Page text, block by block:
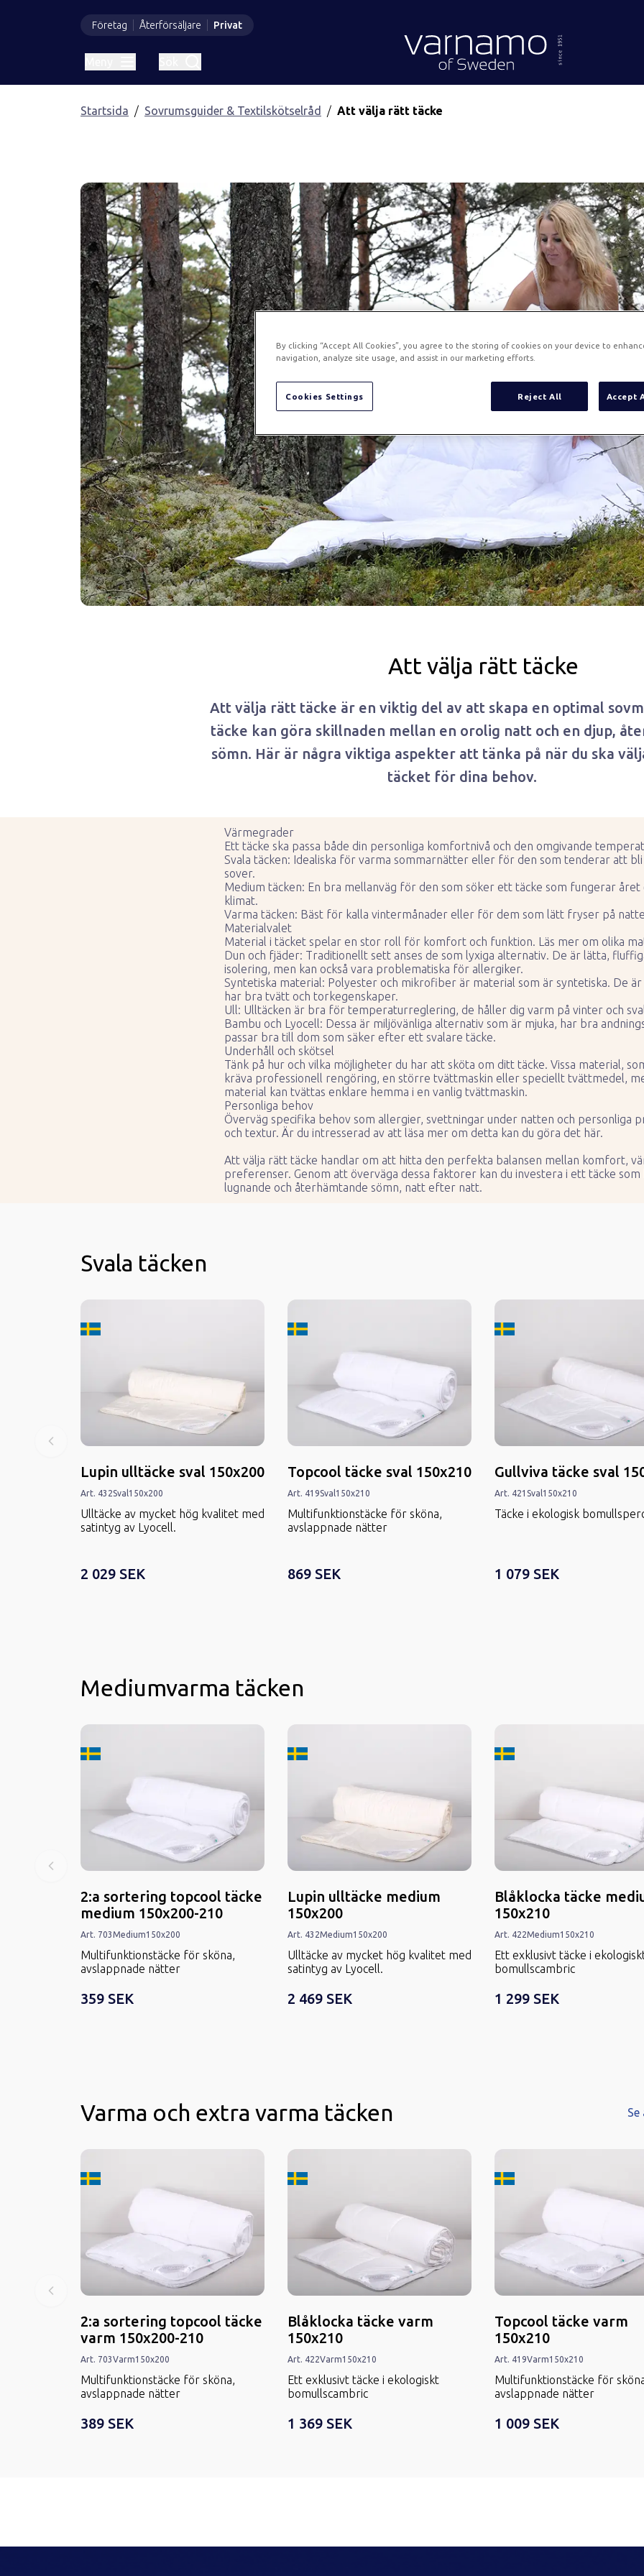
Företag Återförsäljare Privat
Header.homePage
Startsida Sovrumsguider & Textilskötselråd Att välja rätt täcke
Att välja rätt täcke
Att välja rätt täcke är en viktig del av att skapa en optimal
täcke kan göra skillnaden mellan en orolig natt och en djup,
sömn. Här är några viktiga aspekter att tänka på när du ska
täcket för dina behov.
Värmegrader
Ett täcke ska passa både din personliga komfortnivå och den omgivande
Svala täcken: Idealiska för varma sommarnätter eller för den som tenderar att
sover.
Medium täcken: En bra mellanväg för den som söker ett täcke som fungerar
klimat.
Varma täcken: Bäst för kalla vintermånader eller för dem som lätt fryser på
Materialvalet
Material i täcket spelar en stor roll för komfort och funktion. Läs mer om olika
Dun och fjäder: Traditionellt sett anses de som lyxiga alternativ. De är lätta,
isolering, men kan också vara problematiska för allergiker.
Syntetiska material: Polyester och mikrofiber är material som är syntetiska. De är
har bra tvätt och torkegenskaper.
Ull: Ulltäcken är bra för temperaturreglering, de håller dig varm på vinter och
Bambu och Lyocell: Dessa är miljövänliga alternativ som är mjuka, har bra
passar bra till dom som säker efter ett svalare täcke.
Underhåll och skötsel
Tänk på hur och vilka möjligheter du har att sköta om ditt täcke. Vissa material,
kräva professionell rengöring, en större tvättmaskin eller speciellt tvättmedel,
material kan tvättas enklare hemma i en vanlig tvättmaskin.
Personliga behov
Överväg specifika behov som allergier, svettningar under natten och personliga
och textur. Är du intresserad av att läsa mer om detta kan du göra det här.
Att välja rätt täcke handlar om att hitta den perfekta balansen mellan komfort,
preferenser. Genom att överväga dessa faktorer kan du investera i ett täcke
lugnande och återhämtande sömn, natt efter natt.
Svala täcken
Tillverkard i Sverige
Lupin ulltäcke sval 150x200
Art. 432Sval150x200
Ulltäcke av mycket hög kvalitet med
satintyg av Lyocell.
2 029 SEK
Tillverkard i Sverige
Topcool täcke sval 150x210
Art. 419Sval150x210
Multifunktionstäcke för sköna,
avslappnade nätter
869 SEK
Tillverkard i Sverige
Gullviva täcke sval
Art. 421 Sval150x210
Täcke i ekologisk
1 079 SEK
Mediumvarma täcken
Tillverkard i Sverige
2:a sortering topcool täcke
medium 150x200-210
Art. 703Medium150x200
Multifunktionstäcke för sköna,
avslappnade nätter
359 SEK
Tillverkard i Sverige
Lupin ulltäcke medium
150x200
Art. 432Medium150x200
Ulltäcke av mycket hög kvalitet med
satintyg av Lyocell.
2 469 SEK
Tillverkard i Sverige
Blåklocka täcke
150x210
Art. 422Medium150x210
Ett exklusivt täcke i
bomullscambric
1 299 SEK
Varma och extra varma täcken
Tillverkard i Sverige
2:a sortering topcool täcke
varm 150x200-210
Art. 703Varm150x200
Multifunktionstäcke för sköna,
avslappnade nätter
389 SEK
Tillverkard i Sverige
Blåklocka täcke varm
150x210
Art. 422Varm150x210
Ett exklusivt täcke i ekologiskt
bomullscambric
1 369 SEK
Tillverkard i Sverige
Topcool täcke varm
150x210
Art. 419Varm150x210
Multifunktionstäcke för
avslappnade nätter
1 009 SEK
By clicking “Accept All Cookies”, you agree to the storing of cookies on your device to
navigation, analyze site usage, and assist in our marketing efforts.
Reject All Accept
Cookies Settings